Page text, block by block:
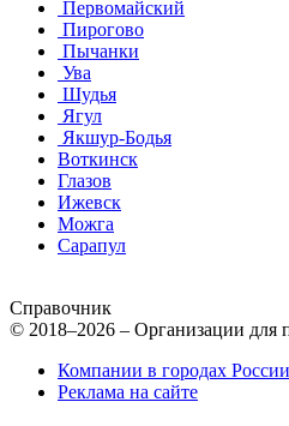
Первомайский
Пирогово
Пычанки
Ува
Шудья
Ягул
Якшур-Бодья
Воткинск
Глазов
Ижевск
Можга
Сарапул
Справочник
© 2018–2026 – Организации для
Компании в городах России
Реклама на сайте